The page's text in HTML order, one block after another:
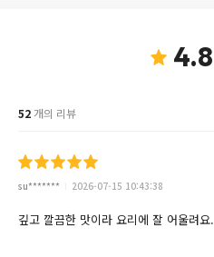
4.8
52개의 리뷰
su******* 2026-07-15 10:43:38
깊고 깔끔한 맛이라 요리에 잘 어울려요.